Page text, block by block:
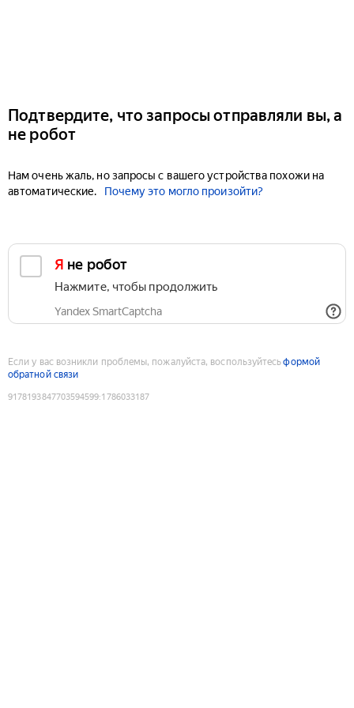
Подтвердите, что запросы отправляли вы, а
не робот
Нам очень жаль, но запросы с вашего устройства похожи на
автоматические.
Почему это могло произойти?
Я не робот
Нажмите, чтобы продолжить
Yandex SmartCaptcha
Если у вас возникли проблемы, пожалуйста, воспользуйтесьформой
обратной связи
9178193847703594599:1786033187